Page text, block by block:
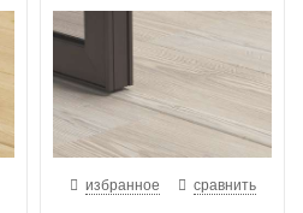
избранное сравнить